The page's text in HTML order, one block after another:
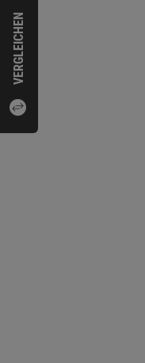
VERGLEICHEN